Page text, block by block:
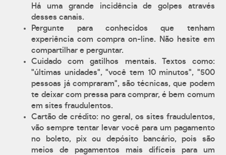
Há uma grande incidência de golpes através
desses canais.
Pergunte para conhecidos que tenham
experiência com compra on-line. Não hesite em
compartilhar e perguntar.
Cuidado com gatilhos mentais. Textos como:
"últimas unidades", "você tem 10 minutos", "500
pessoas já compraram", são técnicas, que podem
te deixar com pressa para comprar, é bem comum
em sites fraudulentos.
Cartão de crédito: no geral, os sites fraudulentos,
vão sempre tentar levar você para um pagamento
no boleto, pix ou depósito bancário, pois são
meios de pagamentos mais difíceis para um